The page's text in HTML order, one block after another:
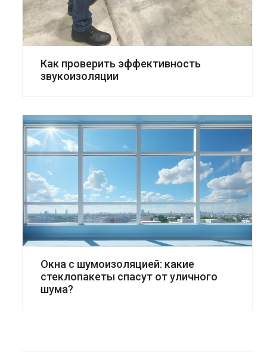
Как проверить эффективность
звукоизоляции
Окна с шумоизоляцией: какие
стеклопакеты спасут от уличного
шума?